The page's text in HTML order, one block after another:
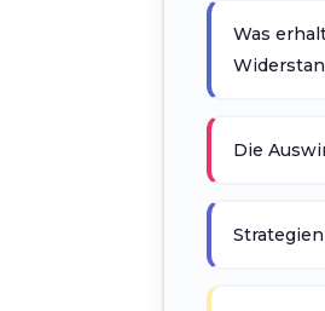
Was
Die